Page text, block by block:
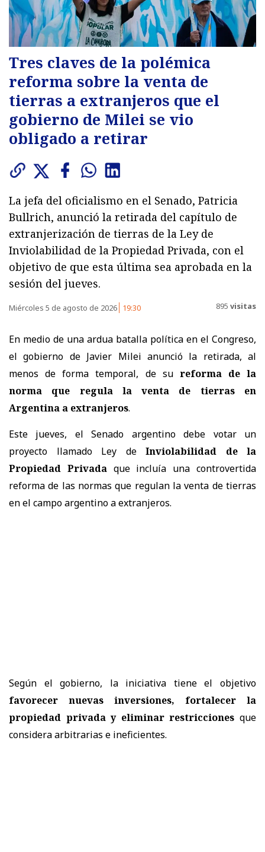
Tres claves de la polémica
reforma sobre la venta de
tierras a extranjeros que el
gobierno de Milei se vio
obligado a retirar
La jefa del oficialismo en el Senado, Patricia
Bullrich, anunció la retirada del capítulo de
extranjerización de tierras de la Ley de
Inviolabilidad de la Propiedad Privada, con el
objetivo de que esta última sea aprobada en la
sesión del jueves.
Miércoles 5 de agosto de 2026 19:30 895 visitas
En medio de una ardua batalla política en el Congreso,
el gobierno de Javier Milei anunció la retirada, al
menos de forma temporal, de su reforma de la
norma que regula la venta de tierras en
Argentina a extranjeros.
Este jueves, el Senado argentino debe votar un
proyecto llamado Ley de Inviolabilidad de la
Propiedad Privadaque incluía una controvertida
reforma de las normas que regulan la venta de tierras
en el campo argentino a extranjeros.
Según el gobierno, la iniciativa tiene el objetivo
favorecer nuevas inversiones, fortalecer la
propiedad privada y eliminar restricciones que
considera arbitrarias e ineficientes.